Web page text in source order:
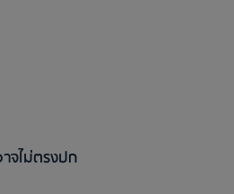
จไม่ตรงปก